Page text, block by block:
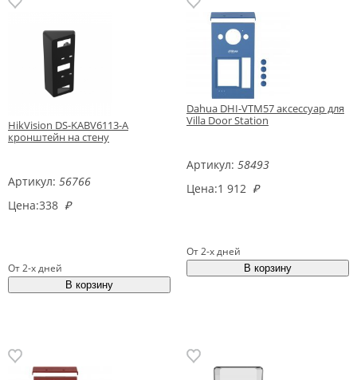
HikVision DS-KABV6113-A
кронштейн на стену
Артикул: 56766
Цена:338 ₽
От 2-х дней
Dahua DHI-VTM57 аксессуар для
Villa Door Station
Артикул: 58493
Цена:1 912 ₽
От 2-х дней